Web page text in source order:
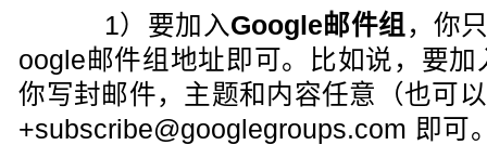
1）要加入Google邮件组 ，你
oogle邮件组地址即可。比如说，要加
你写封邮件，主题和内容任意（也可
+subscribe@googlegroups.com 即可